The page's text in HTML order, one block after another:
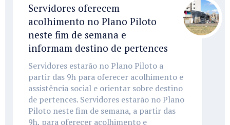
Servidores oferecem
acolhimento no Plano Piloto
neste fim de semana e
informam destino de pertences
Servidores estarão no Plano Piloto a
partir das 9h para oferecer acolhimento e
assistência social e orientar sobre destino
de pertences. Servidores estarão no Plano
Piloto neste fim de semana, a partir das
9h, para oferecer acolhimento e